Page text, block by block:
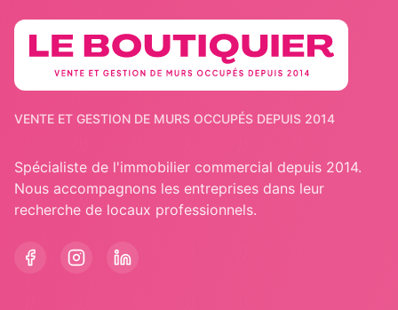
VENTE ET GESTION DE MURS OCCUPÉS DEPUIS 2014
Spécialiste de l'immobilier commercial depuis 2014.
Nous accompagnons les entreprises dans leur
recherche de locaux professionnels.